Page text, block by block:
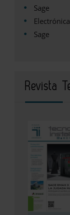
Sage
Sage
Revista